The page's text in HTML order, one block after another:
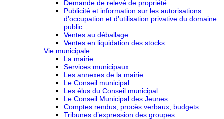
Demande de relevé de propriété
Publicité et information sur les autorisations
d’occupation et d’utilisation privative du domaine
public
Ventes au déballage
Ventes en liquidation des stocks
Vie municipale
La mairie
Services municipaux
Les annexes de la mairie
Le Conseil municipal
Les élus du Conseil municipal
Le Conseil Municipal des Jeunes
Comptes rendus, procès verbaux, budgets
Tribunes d’expression des groupes